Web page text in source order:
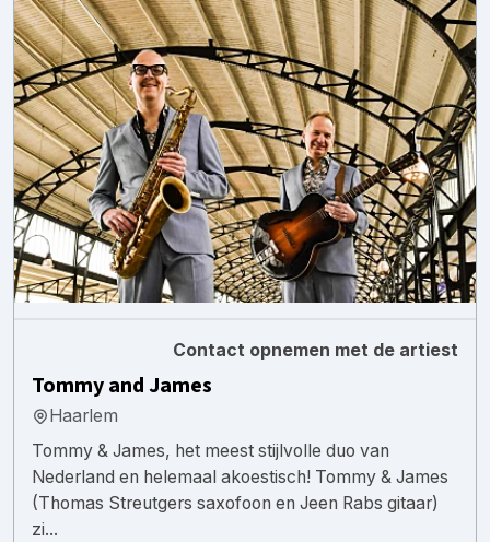
Contact opnemen met de artiest
Tommy and James
Haarlem
Tommy & James, het meest stijlvolle duo van
Nederland en helemaal akoestisch! Tommy & James
(Thomas Streutgers saxofoon en Jeen Rabs gitaar)
zi...